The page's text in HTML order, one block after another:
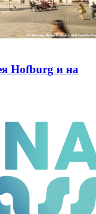
Hofburg и на